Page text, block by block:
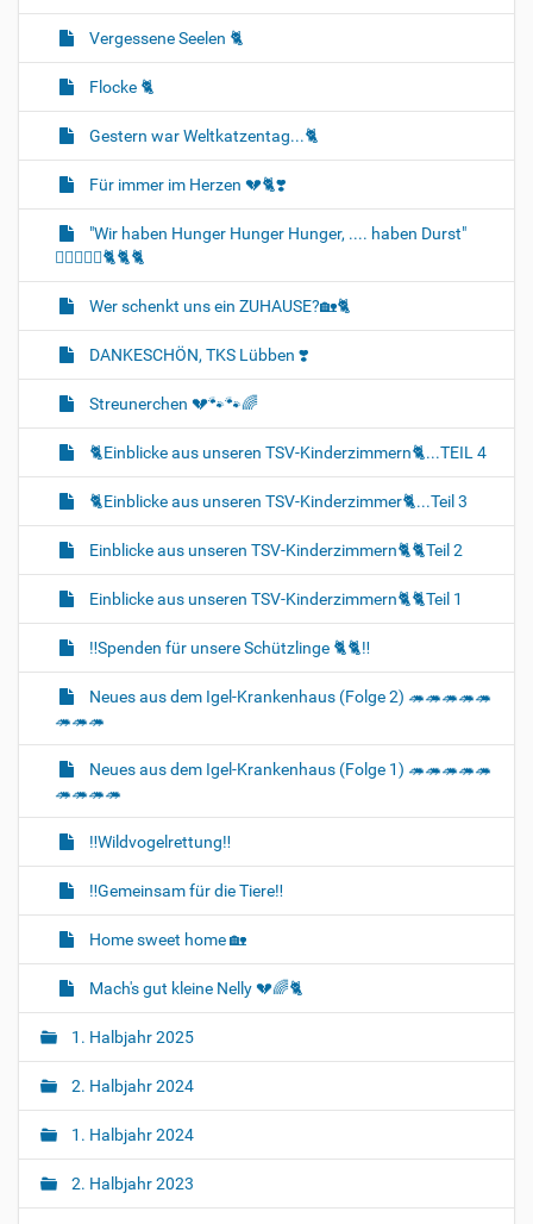
Vergessene Seelen 🐈‍
Flocke 🐈‍
Gestern war Weltkatzentag...🐈‍
Für immer im Herzen 💔🐈‍❣️
"Wir haben Hunger Hunger Hunger, .... haben Durst"
🐈‍🐈‍🐈‍🍼🍛🐈‍🐈‍🐈‍
Wer schenkt uns ein ZUHAUSE?🏡🐈‍
DANKESCHÖN, TKS Lübben ❣️
Streunerchen 💔🐾🐾🌈
🐈‍Einblicke aus unseren TSV-Kinderzimmern🐈‍...TEIL 4
🐈‍Einblicke aus unseren TSV-Kinderzimmer🐈‍...Teil 3
Einblicke aus unseren TSV-Kinderzimmern🐈🐈‍Teil 2
Einblicke aus unseren TSV-Kinderzimmern🐈‍🐈‍Teil 1
‼️Spenden für unsere Schützlinge 🐈‍🐈‼️
Neues aus dem Igel-Krankenhaus (Folge 2) 🦔🦔🦔🦔🦔
🦔🦔🦔
Neues aus dem Igel-Krankenhaus (Folge 1) 🦔🦔🦔🦔🦔
🦔🦔🦔🦔
‼️Wildvogelrettung‼️
‼️Gemeinsam für die Tiere‼️
Home sweet home 🏡
Mach's gut kleine Nelly 💔🌈🐈‍
1. Halbjahr 2025
2. Halbjahr 2024
1. Halbjahr 2024
2. Halbjahr 2023